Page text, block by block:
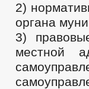
2)
органа
3)
местной